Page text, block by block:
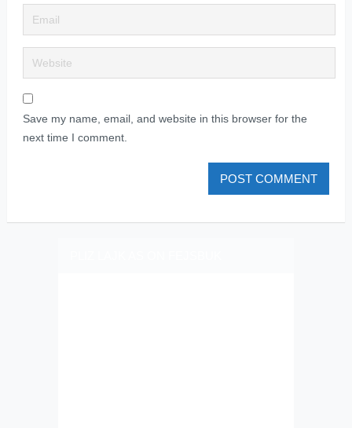
Save my name, email, and website in this browser for the
next time I comment.